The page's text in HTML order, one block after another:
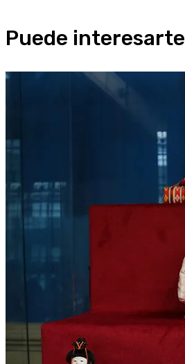
Puede interesarte